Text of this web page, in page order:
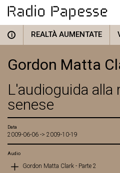
i REALTÀ AUMENTATE
Gordon Matta
L'audioguida
senese
Data
2009-06-06 -> 2009-10-19
Audio
Gordon Matta Clark - Parte 2